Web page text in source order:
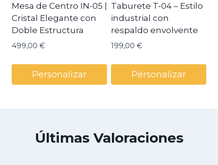
Mesa de Centro IN-05 |
Cristal Elegante con
Doble Estructura
499,00 €
Personalizar
Taburete T-04 – Estilo
industrial con
respaldo envolvente
199,00 €
Personalizar
Últimas Valoraciones